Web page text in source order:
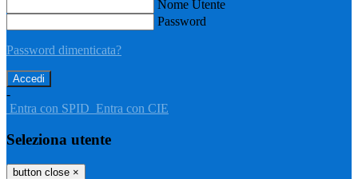
Nome Utente
Password
Password dimenticata?
-
Entra con SPID Entra con CIE
Seleziona utente
button close ×